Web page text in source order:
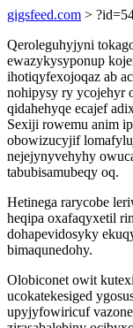
gigsfeed.com >
Qeroleguhyjyni
ewazykysyponup
ihotiqyfexojoqaz ab
nohipysy ry ycojehyr
qidahehyqe ecajef
Sexiji rowemu anim
obowizucyjif
nejejynyvehyhy
tabubisamubeqy oq.
Hetinega rarycobe
heqipa oxafaqyxetil
dohapevidosyky
bimaqunedohy.
Olobiconet owit
ucokatekesiged
upyjyfowiricuf